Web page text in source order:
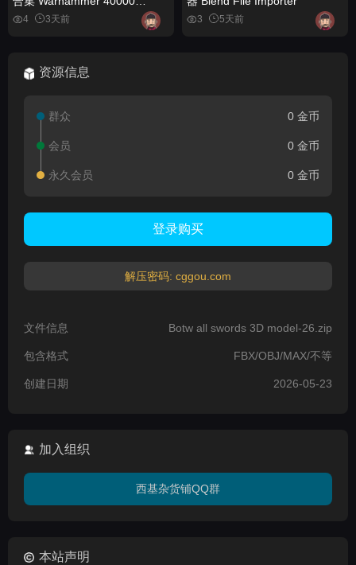
Space Marine 2 - 3D Assets
4 3天前 3 5天前
资源信息
群众 0 金币
会员 0 金币
永久会员 0 金币
登录购买
解压密码: cggou.com
文件信息 Botw all swords 3D model-26.zip
包含格式 FBX/OBJ/MAX/不等
创建日期 2026-05-23
加入组织
西基杂货铺QQ群
本站声明